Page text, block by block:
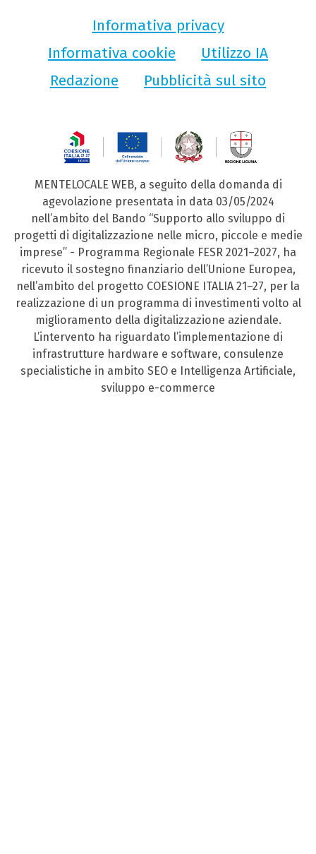
Informativa privacy
Informativa cookie
Utilizzo IA
Redazione
Pubblicità sul sito
MENTELOCALE WEB, a seguito della domanda di
agevolazione presentata in data 03/05/2024
nell’ambito del Bando “Supporto allo sviluppo di
progetti di digitalizzazione nelle micro, piccole e medie
imprese” - Programma Regionale FESR 2021–2027, ha
ricevuto il sostegno finanziario dell’Unione Europea,
nell’ambito del progetto COESIONE ITALIA 21–27, per la
realizzazione di un programma di investimenti volto al
miglioramento della digitalizzazione aziendale.
L’intervento ha riguardato l’implementazione di
infrastrutture hardware e software, consulenze
specialistiche in ambito SEO e Intelligenza Artificiale,
sviluppo e-commerce